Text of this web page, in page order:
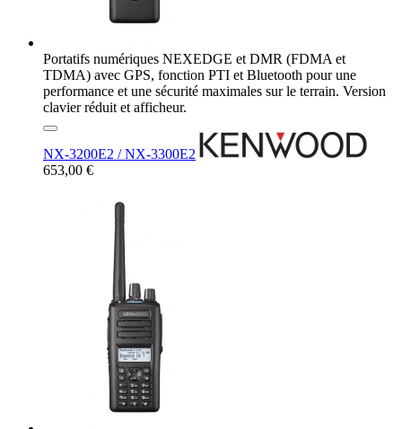
Portatifs numériques NEXEDGE et DMR (FDMA et
TDMA) avec GPS, fonction PTI et Bluetooth pour une
performance et une sécurité maximales sur le terrain. Version
clavier réduit et afficheur.
NX-3200E2 / NX-3300E2
653,00 €